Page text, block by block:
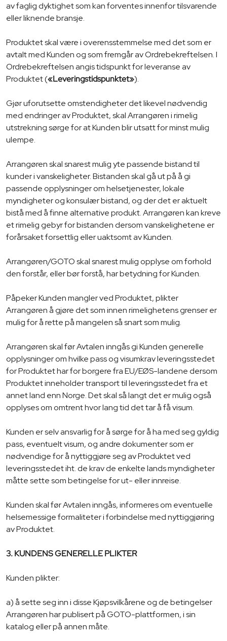
av faglig dyktighet som kan forventes innenfor tilsvarende
eller liknende bransje.
Produktet skal være i overensstemmelse med det som er
avtalt med Kunden og som fremgår av Ordrebekreftelsen. I
Ordrebekreftelsen angis tidspunkt for leveranse av
Produktet («Leveringstidspunktet»).
Gjør uforutsette omstendigheter det likevel nødvendig
med endringer av Produktet, skal Arrangøren i rimelig
utstrekning sørge for at Kunden blir utsatt for minst mulig
ulempe.
Arrangøren skal snarest mulig yte passende bistand til
kunder i vanskeligheter. Bistanden skal gå ut på å gi
passende opplysninger om helsetjenester, lokale
myndigheter og konsulær bistand, og der det er aktuelt
bistå med å finne alternative produkt. Arrangøren kan kreve
et rimelig gebyr for bistanden dersom vanskelighetene er
forårsaket forsettlig eller uaktsomt av Kunden.
Arrangøren/GOTO skal snarest mulig opplyse om forhold
den forstår, eller bør forstå, har betydning for Kunden.
Påpeker Kunden mangler ved Produktet, plikter
Arrangøren å gjøre det som innen rimelighetens grenser er
mulig for å rette på mangelen så snart som mulig.
Arrangøren skal før Avtalen inngås gi Kunden generelle
opplysninger om hvilke pass og visumkrav leveringsstedet
for Produktet har for borgere fra EU/EØS-landene dersom
Produktet inneholder transport til leveringsstedet fra et
annet land enn Norge. Det skal så langt det er mulig også
opplyses om omtrent hvor lang tid det tar å få visum.
Kunden er selv ansvarlig for å sørge for å ha med seg gyldig
pass, eventuelt visum, og andre dokumenter som er
nødvendige for å nyttiggjøre seg av Produktet ved
leveringsstedet iht. de krav de enkelte lands myndigheter
måtte sette som betingelse for ut- eller innreise.
Kunden skal før Avtalen inngås, informeres om eventuelle
helsemessige formaliteter i forbindelse med nyttiggjøring
av Produktet.
3. KUNDENS GENERELLE PLIKTER
Kunden plikter:
a) å sette seg inn i disse Kjøpsvilkårene og de betingelser
Arrangøren har publisert på GOTO-plattformen, i sin
katalog eller på annen måte.